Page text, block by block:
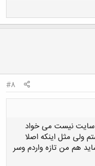
#8
سایت نیست می خواد
ولی مثل اینکه اصلا
هم من تازه واردم وسر